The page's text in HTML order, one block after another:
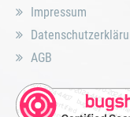
Impressum
AGB